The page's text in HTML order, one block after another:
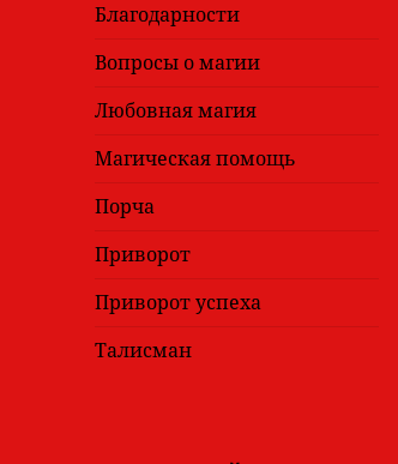
Благодарности
Вопросы о магии
Любовная магия
Магическая помощь
Порча
Приворот
Приворот успеха
Талисман